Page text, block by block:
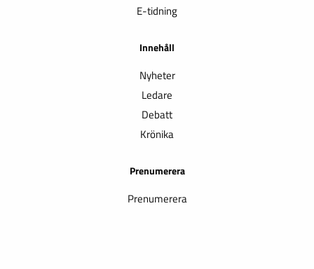
E-tidning
Innehåll
Nyheter
Ledare
Debatt
Krönika
Prenumerera
Prenumerera